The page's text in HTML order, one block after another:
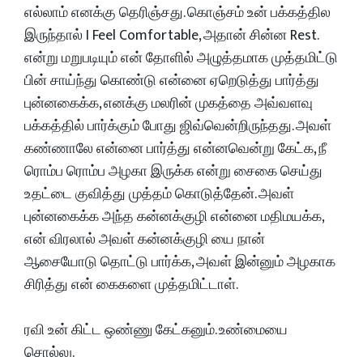
எல்லாம் எனக்கு தெரிஞ்சது. கொஞ்சம் உன் பக்கத்தில
இருந்தால் I Feel Comfortable, அதான் சின்ன Rest.
என்று மறுபடியும் என் தோளில் அழுத்தமாக முத்தமிட்டு
பின் சாய்ந்து கொண்டு என்னை ஏறெடுத்து பார்த்து
புன்னகைக்க, எனக்கு மலரின் முகத்தை அவ்வளவு
பக்கத்தில் பார்க்கும் போது ஜிவ்வென்றிருந்தது. அவள்
கண்ணாலே என்னை பார்த்து என்னவென்று கேட்க, நீ
ரொம்ப ரொம்ப அழகா இருக்க என்று சைகை செய்து
உதட்டை குவித்து முத்தம் கொடுத்தேன். அவள்
புன்னகைக்க அந்த கன்னக்குழி என்னை மதிமயக்க,
என் விரலால் அவள் கன்னக்குழி யை நான்
ஆசையோடு தொட்டு பார்க்க, அவள் இன்னும் அழகாக
சிரித்து என் கைகளை முத்தமிட்டாள்.
ரவி உன் கிட்ட ஒண்ணு கேட்கனும். உண்மையை